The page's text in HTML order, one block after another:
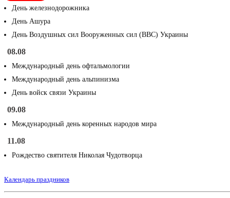
День железнодорожника
День Ашура
День Воздушных сил Вооруженных сил (ВВС) Украины
08.08
Международный день офтальмологии
Международный день альпинизма
День войск связи Украины
09.08
Международный день коренных народов мира
11.08
Рождество святителя Николая Чудотворца
Календарь праздников